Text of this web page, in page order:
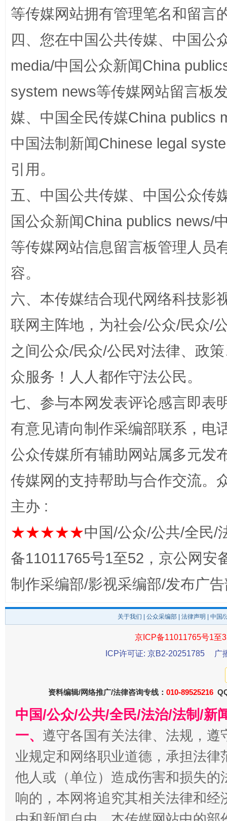
完善运行机制助力责任有效落实 一纸欠
东山县通报“牛蛙产品抗生素超标问题” 法
千年窑火 生生不息 一
揭开“小金库”的免责幌子
受贿1.44亿！段成刚被判无期 从幼
全民健身五年计划来了！等你上场
等传媒网站拥有管理笔名和留言
四、您在中国公共传媒、中国公
media/中国公众新闻China
system news等传媒网站留言板
媒、中国全民传媒China publics
中国法制新闻Chinese legal
引用。
五、中国公共传媒、中国公众传
国公众新闻China publics news/
等传媒网站信息留言板管理人员
容。
六、本传媒结合现代网络科技影
联网主阵地，为社会/公众/民众/
之间公众/民众/公民对法律、政
众服务！人人都作守法公民。
七、参与本网发表评论感言即表
有意见请向制作采编部联系，电
公众传媒所有辅助网站属多元发
传媒网的支持帮助与合作交流。
主办 :
★★★★★中国/公众/公共/全民/
备11011765号1至52，京公网安
制作采编部/影视采编部/发布广
关于我们 公众采编部 法律声明 | 中国
京ICP备11011765号1至
ICP许可证: 京B2-20251785
广
资料编辑/网络推广/法律咨询专线： 010-89525216
中国/公众/公共/全民/法治/法制/新
一、 遵守各国有关法律、法规，
业规定和网络职业道德，承担法
他人或（单位）造成伤害和损失
响的，本网将追究其相关法律和